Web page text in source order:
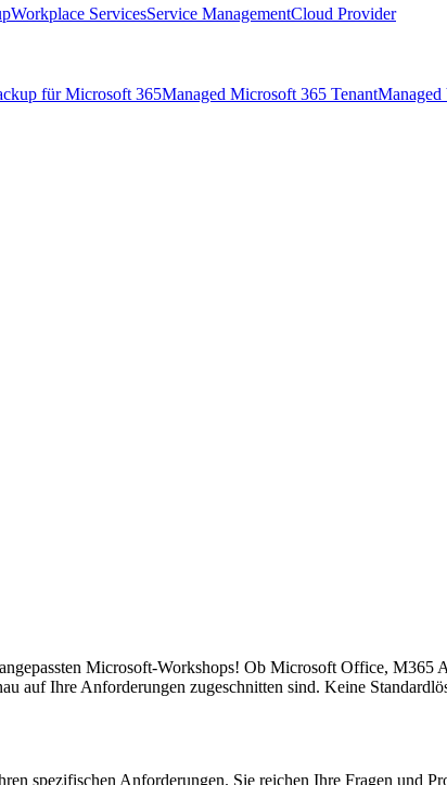
Workplace ServicesService ManagementCloud Provider
für Microsoft 365Managed Microsoft 365 Tenant
Microsoft-Workshops! Ob Microsoft Office, M365
auf Ihre Anforderungen zugeschnitten sind. Keine
spezifischen Anforderungen. Sie reichen Ihre Fragen und